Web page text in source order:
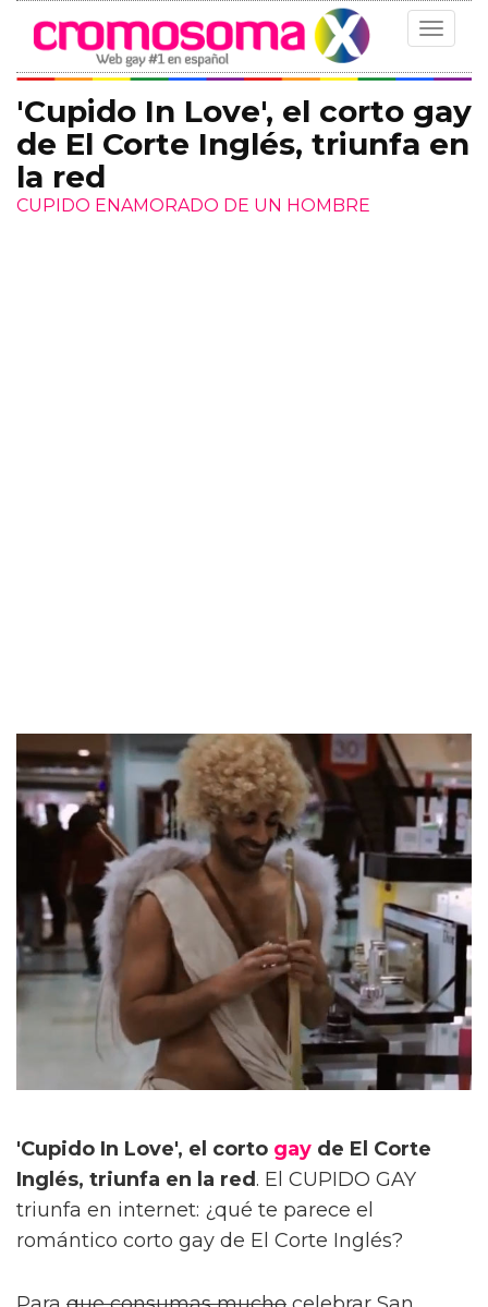
Toggle
'Cupido In Love', el corto gay
de El Corte Inglés, triunfa en
la red
CUPIDO ENAMORADO DE UN HOMBRE
'Cupido In Love', el corto gay de El Corte
Inglés, triunfa en la red . El CUPIDO GAY
triunfa en internet: ¿qué te parece el
romántico corto gay de El Corte Inglés?